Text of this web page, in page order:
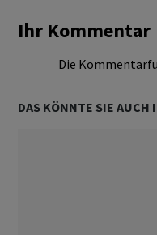
Ihr Kommentar
Die
DAS KÖNNTE SIE AUCH